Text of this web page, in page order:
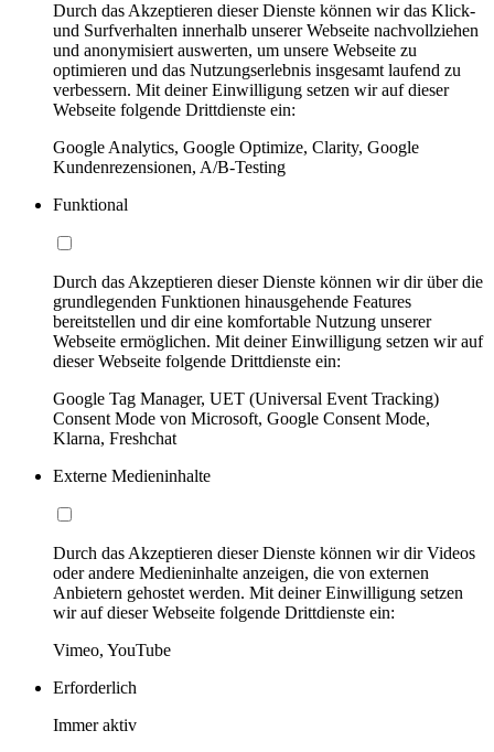
Durch das Akzeptieren dieser Dienste können wir das Klick-
und Surfverhalten innerhalb unserer Webseite nachvollziehen
und anonymisiert auswerten, um unsere Webseite zu
optimieren und das Nutzungserlebnis insgesamt laufend zu
verbessern. Mit deiner Einwilligung setzen wir auf dieser
Webseite folgende Drittdienste ein:
Google Analytics, Google Optimize, Clarity, Google
Kundenrezensionen, A/B-Testing
Funktional
Durch das Akzeptieren dieser Dienste können wir dir über die
grundlegenden Funktionen hinausgehende Features
bereitstellen und dir eine komfortable Nutzung unserer
Webseite ermöglichen. Mit deiner Einwilligung setzen wir auf
dieser Webseite folgende Drittdienste ein:
Google Tag Manager, UET (Universal Event Tracking)
Consent Mode von Microsoft, Google Consent Mode,
Klarna, Freshchat
Externe Medieninhalte
Durch das Akzeptieren dieser Dienste können wir dir Videos
oder andere Medieninhalte anzeigen, die von externen
Anbietern gehostet werden. Mit deiner Einwilligung setzen
wir auf dieser Webseite folgende Drittdienste ein:
Vimeo, YouTube
Erforderlich
Immer aktiv